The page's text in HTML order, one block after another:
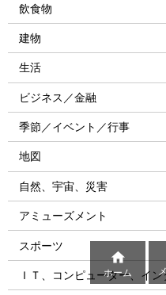
飲食物
建物
生活
ビジネス／金融
季節／イベント／行事
地図
自然、宇宙、災害
アミューズメント
スポーツ
ＩＴ、コンピューター、イ

ホーム